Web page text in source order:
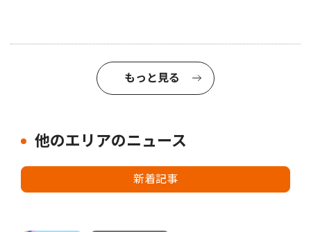
もっと見る
他のエリアのニュース
新着記事